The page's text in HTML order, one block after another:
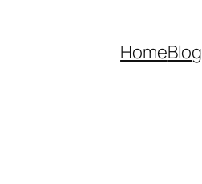
HomeBlog